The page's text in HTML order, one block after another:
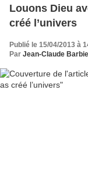
Louons Dieu
créé l’univers
Publié le 15/04/2013 à
Par Jean-Claude